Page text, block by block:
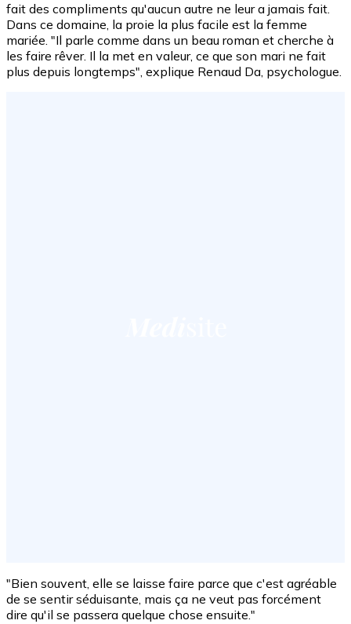
fait des compliments qu'aucun autre ne leur a jamais fait.
Dans ce domaine, la proie la plus facile est la femme
mariée. "Il parle comme dans un beau roman et cherche à
les faire rêver. Il la met en valeur, ce que son mari ne fait
plus depuis longtemps", explique Renaud Da, psychologue.
"Bien souvent, elle se laisse faire parce que c'est agréable
de se sentir séduisante, mais ça ne veut pas forcément
dire qu'il se passera quelque chose ensuite."